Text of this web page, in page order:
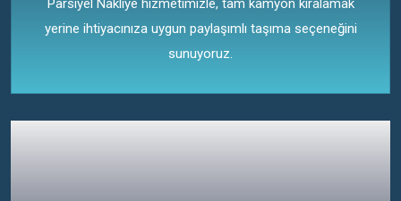
Parsiyel Nakliye hizmetimizle, tam kamyon kiralamak
yerine ihtiyacınıza uygun paylaşımlı taşıma seçeneğini
sunuyoruz.